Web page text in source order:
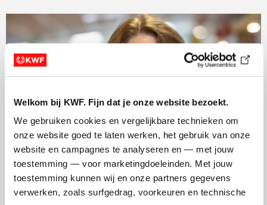
Welkom bij KWF. Fijn dat je onze website bezoekt.
We gebruiken cookies en vergelijkbare technieken om
onze website goed te laten werken, het gebruik van onze
website en campagnes te analyseren en — met jouw
toestemming — voor marketingdoeleinden. Met jouw
toestemming kunnen wij en onze partners gegevens
verwerken, zoals surfgedrag, voorkeuren en technische
Overweeg je om periodiek te schenken maar heb je
nog vragen? Onze adviseur Bianca Scharroo staat